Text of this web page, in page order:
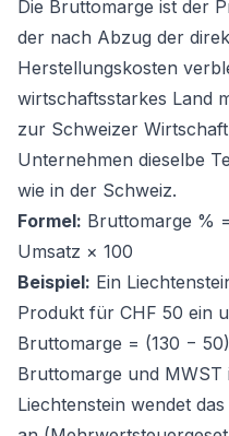
Die Bruttomarge ist der
der nach Abzug der
Herstellungskosten
wirtschaftsstarkes Land
zur Schweizer
Unternehmen dieselbe
wie in der Schweiz.
Formel: Bruttomarge %
Umsatz × 100
Beispiel: Ein
Produkt für CHF 50 ein
Bruttomarge = (130 −
Bruttomarge und MWST
Liechtenstein wendet